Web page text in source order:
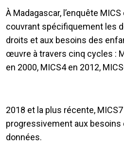
À Madagascar, l’enquête
couvrant spécifiquement les
droits et aux besoins des
œuvre à travers cinq cycles :
en 2000, MICS4 en 2012,
2018 et la plus récente,
progressivement aux
données.